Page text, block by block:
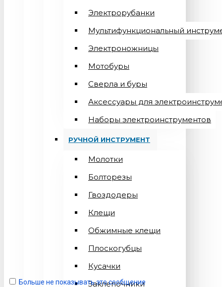
Электрорубанки
Мультифункциональный
Электроножницы
Мотобуры
Сверла и буры
Аксессуары для
Наборы электроинструментов
РУЧНОЙ ИНСТРУМЕНТ
Молотки
Болторезы
Гвоздодеры
Клещи
Обжимные клещи
Плоскогубцы
Кусачки
Заклепочники
Больше не показывать это сообщение